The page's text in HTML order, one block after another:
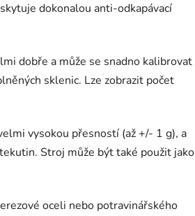
dokonalou anti-odkapávací
dobře a může se snadno kalibrovat
sklenic. Lze zobrazit počet
vysokou přesností (až +/- 1 g), a
Stroj může být také použit jako
oceli nebo potravinářského